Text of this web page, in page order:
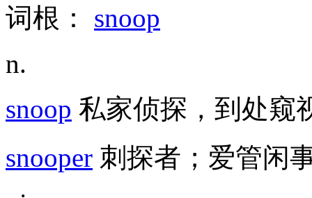
词根： snoop
n.
snoop 私家侦探，到处窥
snooper 刺探者；爱管闲